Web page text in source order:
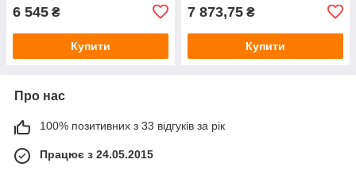
6 545 ₴
Купити
7 873,75 ₴
Купити
Про нас
100% позитивних з 33 відгуків за рік
Працює з 24.05.2015